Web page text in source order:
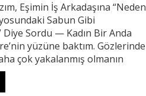
Eşimin İş Arkadaşına “Neden
Sabun Gibi
Diye Sordu — Kadın Bir Anda
yüzüne baktım. Gözlerinde
çok yakalanmış olmanın